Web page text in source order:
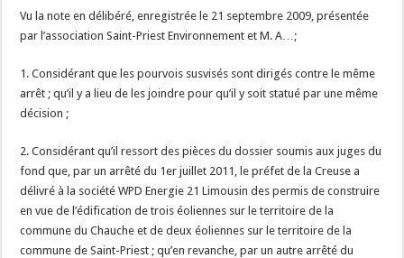
Vu la note en délibéré, enregistrée le 21 septembre 2009, présentée
par l’association Saint-Priest Environnement et M. A…;
1. Considérant que les pourvois susvisés sont dirigés contre le même
arrêt ; qu’il y a lieu de les joindre pour qu’il y soit statué par une même
décision ;
2. Considérant qu’il ressort des pièces du dossier soumis aux juges du
fond que, par un arrêté du 1er juillet 2011, le préfet de la Creuse a
délivré à la société WPD Energie 21 Limousin des permis de construire
en vue de l’édification de trois éoliennes sur le territoire de la
commune du Chauche et de deux éoliennes sur le territoire de la
commune de Saint-Priest ; qu’en revanche, par un autre arrêté du